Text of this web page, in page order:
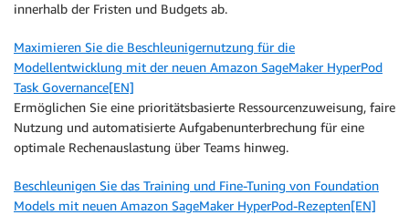
innerhalb der Fristen und Budgets ab.
Maximieren Sie die Beschleunigernutzung für die
Modellentwicklung mit der neuen Amazon SageMaker HyperPod
Task Governance[EN]
Ermöglichen Sie eine prioritätsbasierte Ressourcenzuweisung, faire
Nutzung und automatisierte Aufgabenunterbrechung für eine
optimale Rechenauslastung über Teams hinweg.
Beschleunigen Sie das Training und Fine-Tuning von Foundation
Models mit neuen Amazon SageMaker HyperPod-Rezepten[EN]